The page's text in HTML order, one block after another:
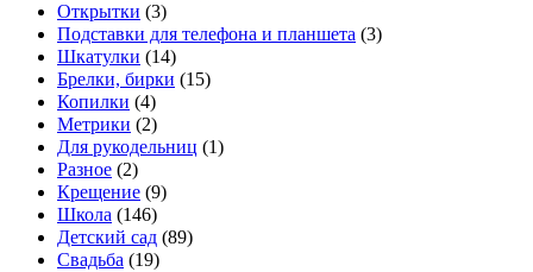
Открытки (3)
Подставки для телефона и планшета (3)
Шкатулки (14)
Брелки, бирки (15)
Копилки (4)
Метрики (2)
Для рукодельниц (1)
Разное (2)
Крещение (9)
Школа (146)
Детский сад (89)
Свадьба (19)